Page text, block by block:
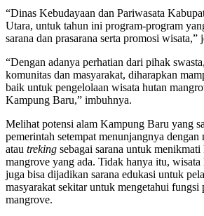
“Dinas Kebudayaan dan Pariwasata
Utara, untuk tahun ini program-program
sarana dan prasarana serta promosi
“Dengan adanya perhatian dari pihak
komunitas dan masyarakat, diharapkan
baik untuk pengelolaan wisata hutan
Kampung Baru,” imbuhnya.
Melihat potensi alam Kampung Baru yang
pemerintah setempat menunjangnya dengan
atau treking sebagai sarana untuk menikmati
mangrove yang ada. Tidak hanya itu,
juga bisa dijadikan sarana edukasi untuk
masyarakat sekitar untuk mengetahui fungsi
mangrove.